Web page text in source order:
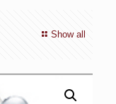
Show all